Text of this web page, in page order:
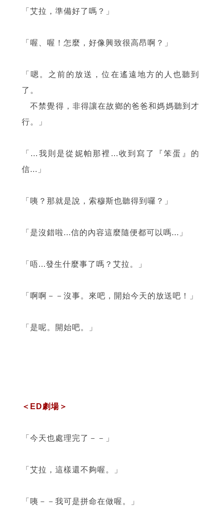
「艾拉，準備好了嗎？」
「喔、喔！怎麼，好像興致很高昂啊？」
「嗯。之前的放送，位在遙遠地方的人也聽到
了。
不禁覺得，非得讓在故鄉的爸爸和媽媽聽到才
行。」
「...我則是從妮帕那裡...收到寫了『笨蛋』的
信...」
「咦？那就是說，索穆斯也聽得到囉？」
「是沒錯啦...信的內容這麼隨便都可以嗎...」
「唔...發生什麼事了嗎？艾拉。」
「啊啊－－沒事。來吧，開始今天的放送吧！」
「是呢。開始吧。」
＜ED劇場＞
「今天也處理完了－－」
「艾拉，這樣還不夠喔。」
「咦－－我可是拼命在做喔。」